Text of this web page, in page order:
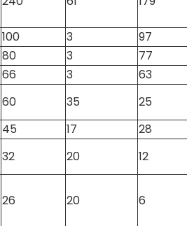
100 3
97
80 3
77
66 3
63
60 35
25
45 17
28
32 20 12
26 20 6